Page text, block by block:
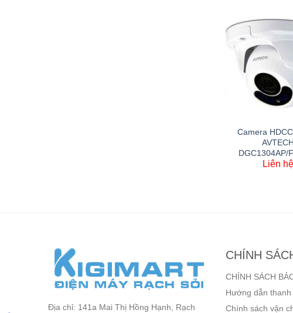
Camera
AVTECH
DGC1304AP/
Liên hệ
Địa chỉ: 141a Mai Thị Hồng Hạnh, Rạch
CHÍNH
CHÍNH SÁCH
Hướng dẫn thanh
Chính sách vận